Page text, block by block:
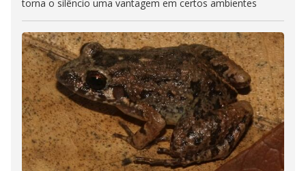
torna o silêncio uma vantagem em certos ambientes